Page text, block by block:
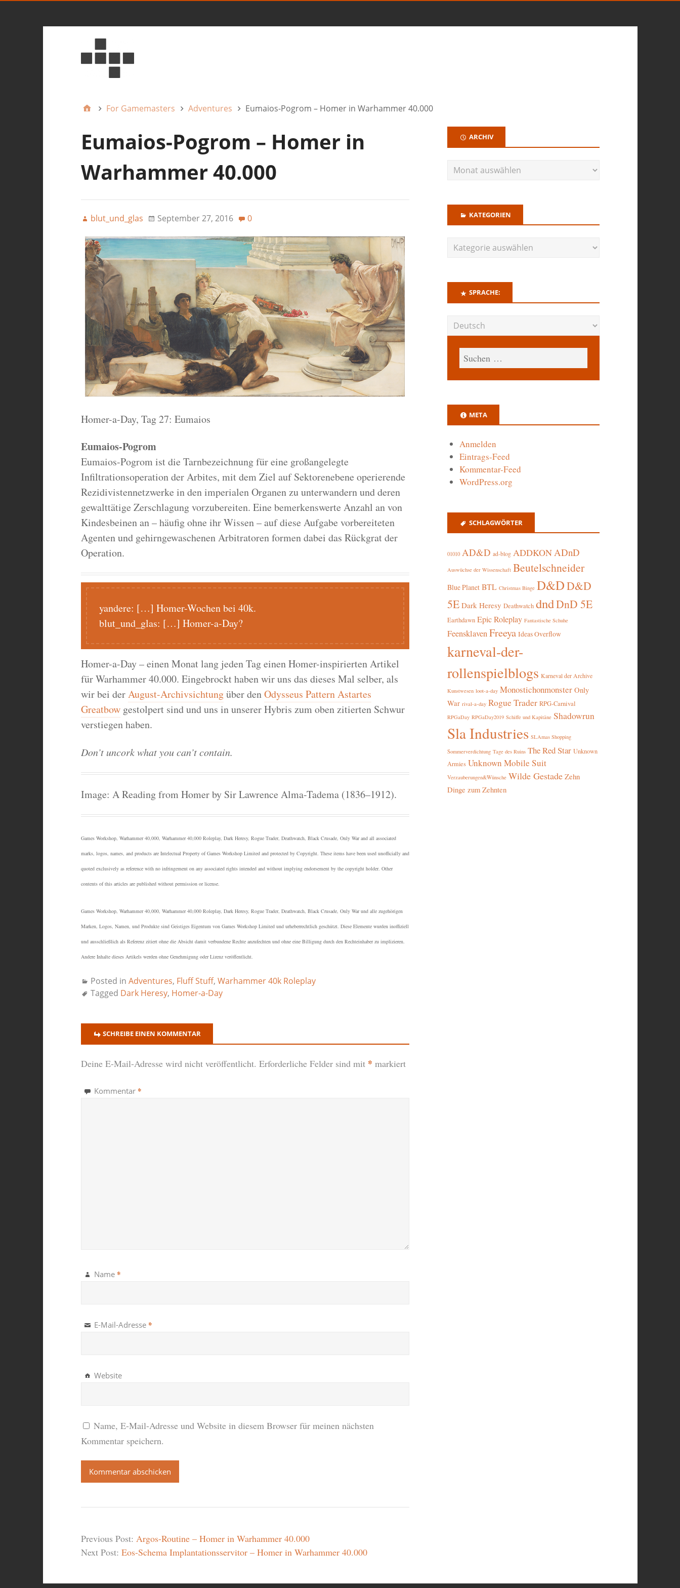
For Gamemasters Adventures Eumaios-Pogrom – Homer in Warhammer 40.000
Eumaios-Pogrom – Homer in
Warhammer 40.000
blut_und_glas September 27, 2016 0
Homer-a-Day, Tag 27: Eumaios
Eumaios-Pogrom
Eumaios-Pogrom ist die Tarnbezeichnung für eine großangelegte
Infiltrationsoperation der Arbites, mit dem Ziel auf Sektorenebene operierende
Rezidivistennetzwerke in den imperialen Organen zu unterwandern und deren
gewalttätige Zerschlagung vorzubereiten. Eine bemerkenswerte Anzahl an von
Kindesbeinen an – häufig ohne ihr Wissen – auf diese Aufgabe vorbereiteten
Agenten und gehirngewaschenen Arbitratoren formen dabei das Rückgrat der
Operation.
yandere: […] Homer-Wochen bei 40k.
blut_und_glas: […] Homer-a-Day?
Homer-a-Day – einen Monat lang jeden Tag einen Homer-inspirierten Artikel
für Warhammer 40.000. Eingebrockt haben wir uns das dieses Mal selber, als
wir bei derAugust-Archivsichtungüber denOdysseus Pattern Astartes
Greatbowgestolpert sind und uns in unserer Hybris zum oben zitierten Schwur
verstiegen haben.
Don’t uncork what you can’t contain.
Image: A Reading from Homer by Sir Lawrence Alma-Tadema (1836–1912).
Games Workshop, Warhammer 40,000, Warhammer 40,000 Roleplay, Dark Heresy, Rogue Trader, Deathwatch, Black Crusade, Only War and all associated
marks, logos, names, and products are Intelectual Property of Games Workshop Limited and protected by Copyright. These items have been used unofficially and
quoted exclusively as reference with no infringement on any associated rights intended and without implying endorsement by the copyright holder. Other
contents of this articles are published without permission or license.
Games Workshop, Warhammer 40,000, Warhammer 40,000 Roleplay, Dark Heresy, Rogue Trader, Deathwatch, Black Crusade, Only War und alle zugehörigen
Marken, Logos, Namen, und Produkte sind Geistiges Eigentum von Games Workshop Limited und urheberrechtlich geschützt. Diese Elemente wurden inoffiziell
und ausschließlich als Referenz zitiert ohne die Absicht damit verbundene Rechte anzufechten und ohne eine Billigung durch den Rechteinhaber zu implizieren.
Andere Inhalte dieses Artikels werden ohne Genehmigung oder Lizenz veröffentlicht.
Posted in Adventures, Fluff Stuff, Warhammer 40k Roleplay
Tagged Dark Heresy, Homer-a-Day
SCHREIBE EINEN KOMMENTAR
Deine E-Mail-Adresse wird nicht veröffentlicht. Erforderliche Felder sind mit * markiert
Kommentar *
Name *
E-Mail-Adresse *
Website
Name, E-Mail-Adresse und Website in diesem Browser für meinen nächsten
Kommentar speichern.
Previous Post: Argos-Routine – Homer in Warhammer 40.000
Next Post: Eos-Schema Implantationsservitor – Homer in Warhammer 40.000
ARCHIV
KATEGORIEN
SPRACHE:
META
Anmelden
Eintrags-Feed
Kommentar-Feed
WordPress.org
SCHLAGWÖRTER
01010 AD&D ad-blog ADDKONADnD
Auswüchse der Wissenschaft Beutelschneider
Blue Planet BTL Christmas Binge D&DD&D
5E Dark Heresy Deathwatch dndDnD 5E
Earthdawn Epic Roleplay Fantastische Schuhe
Feensklaven Freeya Ideas Overflow
karneval-der-
rollenspielblogs Karneval der Archive
Kunstwesen loot-a-day Monostichonmonster Only
War rival-a-day Rogue Trader RPG-Carnival
RPGaDay RPGaDay2019 Schiffe und Kapitäne Shadowrun
Sla Industries SLAmas Shopping
Sommerverdichtung Tage des Ruins The Red Star Unknown
Armies Unknown Mobile Suit
Verzauberungen&Wünsche Wilde Gestade Zehn
Dinge zum Zehnten